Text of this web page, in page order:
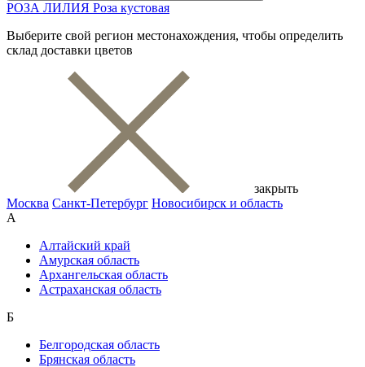
РОЗА ЛИЛИЯ Роза кустовая
Выберите свой регион местонахождения, чтобы определить
склад доставки цветов
закрыть
Москва Санкт-Петербург Новосибирск и область
А
Алтайский край
Амурская область
Архангельская область
Астраханская область
Б
Белгородская область
Брянская область